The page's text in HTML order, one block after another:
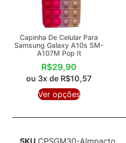
Capinha De Celular Para
Samsung Galaxy A10s SM-
A107M Pop It
R$29,90
ou 3x de R$10,57
Ver opções